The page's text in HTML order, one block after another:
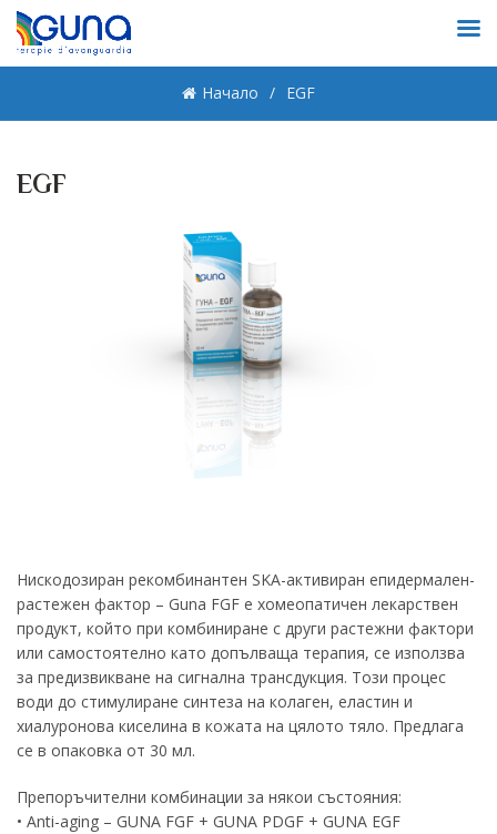
Начало EGF
EGF
Нискодозиран рекомбинантен SKA-активиран епидермален-
растежен фактор – Guna FGF е хомеопатичен лекарствен
продукт, който при комбиниране с други растежни фактори
или самостоятелно като допълваща терапия, се използва
за предизвикване на сигнална трансдукция. Този процес
води до стимулиране синтеза на колаген, еластин и
хиалуронова киселина в кожата на цялото тяло. Предлага
се в опаковка от 30 мл.
Препоръчителни комбинации за някои състояния:
• Anti-aging – GUNA FGF + GUNA PDGF + GUNA EGF